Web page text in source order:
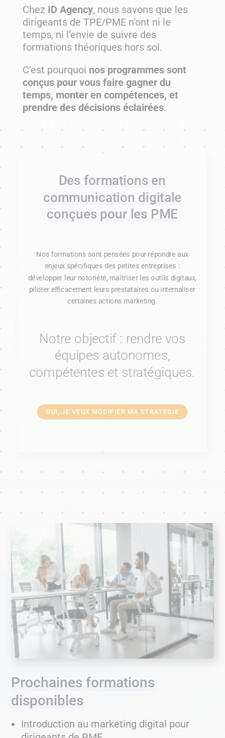
Chez ID Agency, nous savons que les
dirigeants de TPE/PME n’ont ni le
temps, ni l’envie de suivre des
formations théoriques hors sol.
C’est pourquoi nos programmes sont
conçus pour vous faire gagner du
temps, monter en compétences, et
prendre des décisions éclairées.
Des formations en
communication digitale
conçues pour les PME
Nos formations sont pensées pour répondre aux
enjeux spécifiques des petites entreprises :
développer leur notoriété, maîtriser les outils digitaux,
piloter efficacement leurs prestataires ou internaliser
certaines actions marketing.
Notre objectif : rendre vos
équipes autonomes,
compétentes et stratégiques.
OUI, JE VEUX MODIFIER MA STRATEGIE
Prochaines formations
disponibles
Introduction au marketing digital pour